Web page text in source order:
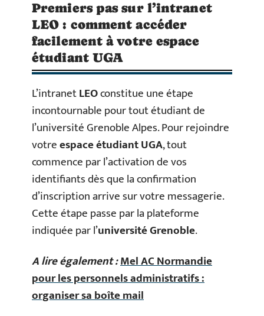
Premiers pas sur l’intranet
LEO : comment accéder
facilement à votre espace
étudiant UGA
L’intranetLEOconstitue une étape
incontournable pour tout étudiant de
l’université Grenoble Alpes. Pour rejoindre
votreespace étudiant UGA, tout
commence par l’activation de vos
identifiants dès que la confirmation
d’inscription arrive sur votre messagerie.
Cette étape passe par la plateforme
indiquée par l’université Grenoble.
A lire également :Mel AC Normandie
pour les personnels administratifs :
organiser sa boîte mail